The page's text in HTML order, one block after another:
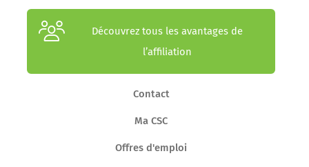
Découvrez tous les avantages de
l’affiliation
Contact
Ma CSC
Offres d'emploi